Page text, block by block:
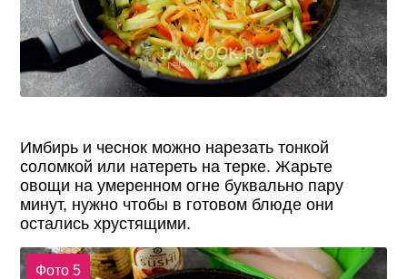
Имбирь и чеснок можно нарезать тонкой
соломкой или натереть на терке. Жарьте
овощи на умеренном огне буквально пару
минут, нужно чтобы в готовом блюде они
остались хрустящими.
Фото 5